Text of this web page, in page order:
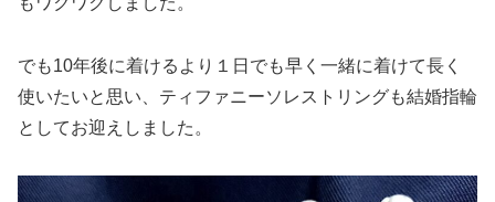
でも10年後に着けるより１日でも早く一緒に着けて長く
使いたいと思い、ティファニーソレストリングも結婚指輪
としてお迎えしました。